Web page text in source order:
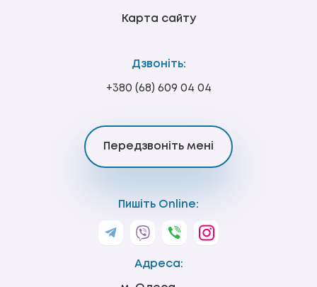
Карта сайту
Дзвоніть:
+380 (68) 609 04 04
Передзвоніть мені
Пишіть Online:
Адреса: